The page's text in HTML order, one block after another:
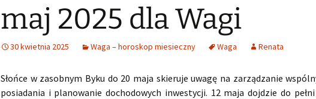
maj 2025 dla Wagi
30 kwietnia 2025 Waga – horoskop miesieczny Waga Renata
Słońce w zasobnym Byku do 20 maja skieruje uwagę na zarządzanie
posiadania i planowanie dochodowych inwestycji. 12 maja dojdzie do